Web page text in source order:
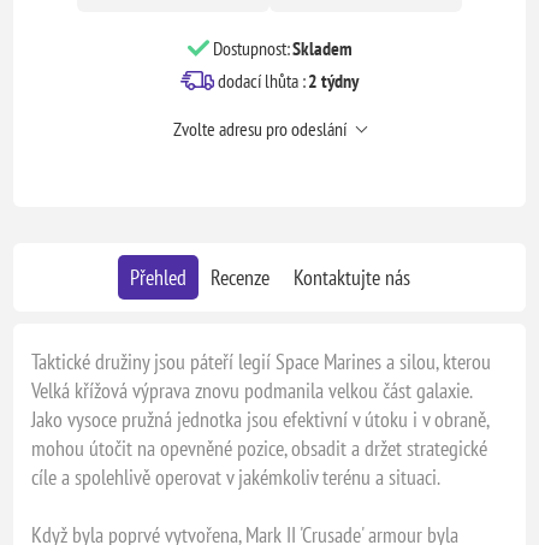
Dostupnost:Skladem
dodací lhůta :2 týdny
Zvolte adresu pro odeslání
Přehled Recenze Kontaktujte nás
Taktické družiny jsou páteří legií Space Marines a silou, kterou
Velká křížová výprava znovu podmanila velkou část galaxie.
Jako vysoce pružná jednotka jsou efektivní v útoku i v obraně,
mohou útočit na opevněné pozice, obsadit a držet strategické
cíle a spolehlivě operovat v jakémkoliv terénu a situaci.
Když byla poprvé vytvořena, Mark II 'Crusade' armour byla